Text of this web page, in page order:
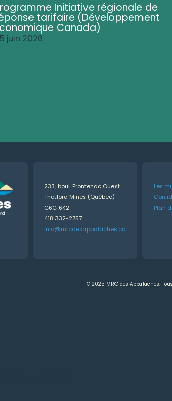
Initiative régionale de
tarifaire (Développement
Canada)
juin 2026
233, boul. Frontenac Ouest
Thetford Mines (Québec)
G6G 6K2
418 332-2757
info@mrcdesappalaches.ca
Les
Plan
© 2025 MRC des Appalaches.